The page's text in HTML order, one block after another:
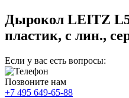
Дырокол LEITZ
пластик, с лин.,
Если у вас есть вопросы:
Позвоните нам
+7 495 649-65-88